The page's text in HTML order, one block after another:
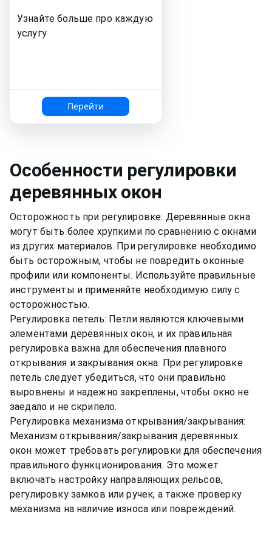
Узнайте больше про каждую
услугу
Перейти
Особенности регулировки
деревянных окон
Осторожность при регулировке: Деревянные окна
могут быть более хрупкими по сравнению с окнами
из других материалов. При регулировке необходимо
быть осторожным, чтобы не повредить оконные
профили или компоненты. Используйте правильные
инструменты и применяйте необходимую силу с
осторожностью.
Регулировка петель: Петли являются ключевыми
элементами деревянных окон, и их правильная
регулировка важна для обеспечения плавного
открывания и закрывания окна. При регулировке
петель следует убедиться, что они правильно
выровнены и надежно закреплены, чтобы окно не
заедало и не скрипело.
Регулировка механизма открывания/закрывания:
Механизм открывания/закрывания деревянных
окон может требовать регулировки для обеспечения
правильного функционирования. Это может
включать настройку направляющих рельсов,
регулировку замков или ручек, а также проверку
механизма на наличие износа или повреждений.